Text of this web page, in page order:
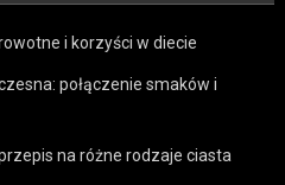
i korzyści w diecie
połączenie smaków i
na różne rodzaje ciasta